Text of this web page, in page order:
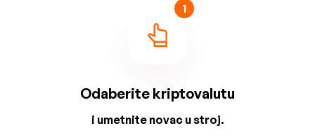
1
Odaberite kriptovalutu
i umetnite novac u stroj.